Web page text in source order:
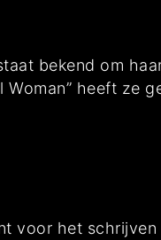
bekend om
Woman” heeft ze
voor het